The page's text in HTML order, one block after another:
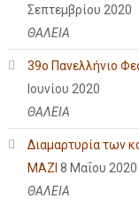
Σεπτεμβρίου 2020
ΘΑΛΕΙΑ
39ο Πανελλήνιο
Ιουνίου 2020
ΘΑΛΕΙΑ
Διαμαρτυρία των
ΜΑΖΙ 8 Μαΐου 2020
ΘΑΛΕΙΑ